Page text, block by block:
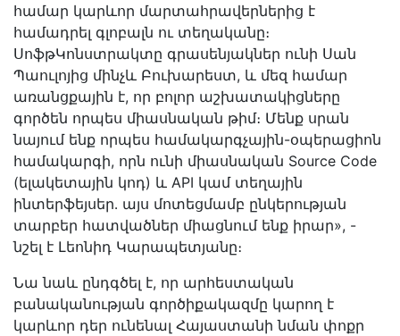
համար կարևոր մարտահրավերներից է
համադրել գլոբալն ու տեղականը։
ՍոֆթԿոնստրակտը գրասենյակներ ունի Սան
Պաուլոյից մինչև Բուխարեստ, և մեզ համար
առանցքային է, որ բոլոր աշխատակիցները
գործեն որպես միասնական թիմ։ Մենք սրան
նայում ենք որպես համակարգչային-օպերացիոն
համակարգի, որն ունի միասնական Source Code
(ելակետային կոդ) և API կամ տեղային
ինտերֆեյսեր․ այս մոտեցմամբ ընկերության
տարբեր հատվածներ միացնում ենք իրար», -
նշել է Լեոնիդ Կարապետյանը։
Նա նաև ընդգծել է, որ արհեստական
բանականության գործիքակազմը կարող է
կարևոր դեր ունենալ Հայաստանի նման փոքր